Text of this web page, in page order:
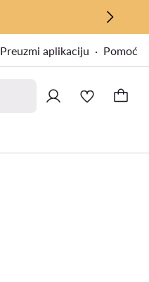
Preuzmi aplikaciju Pomoć